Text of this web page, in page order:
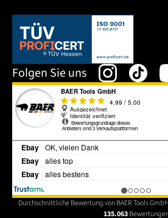
Dieser Link öffnet sich in einem neuen
Folgen Sie uns
Durchschnittliche Bewertung von BAER Tools
135.063